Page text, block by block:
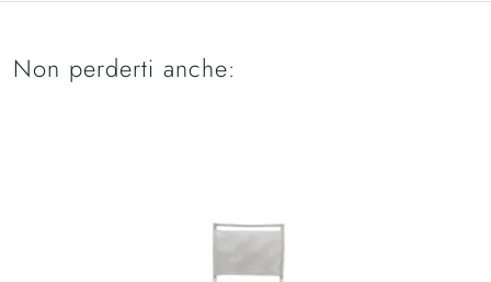
Non perderti anche: